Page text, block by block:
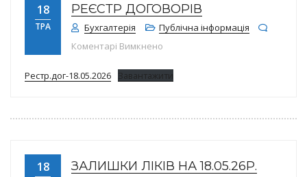
18
ТРА
РЕЄСТР ДОГОВОРІВ
Бухгалтерія
Публічна інформація
Коментарі Вимкнено
Рестр.дог-18.05.2026 Завантажити
18 ЗАЛИШКИ ЛІКІВ НА 18.05.26Р.